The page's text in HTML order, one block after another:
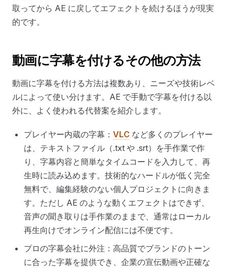
取ってから AE に戻してエフェクトを続けるほうが現実
的です。
動画に字幕を付けるその他の方法
動画に字幕を付ける方法は複数あり、ニーズや技術レベ
ルによって使い分けます。AE で手動で字幕を付ける以
外に、よく使われる代替案を紹介します。
プレイヤー内蔵の字幕：VLC など多くのプレイヤー
は、テキストファイル（.txt や .srt）を手作業で作
り、字幕内容と簡単なタイムコードを入力して、再
生時に読み込めます。技術的なハードルが低く完全
無料で、編集経験のない個人プロジェクトに向きま
す。ただし AE のような動くエフェクトはできず、
音声の聞き取りは手作業のままで、通常はローカル
再生向けでオンライン配信には不便です。
プロの字幕会社に外注：高品質でブランドのトーン
に合った字幕を提供でき、企業の宣伝動画や正確な